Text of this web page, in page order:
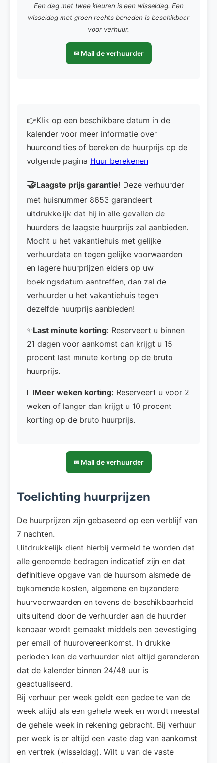
Een dag met twee kleuren is een wisseldag. Een
wisseldag met groen rechts beneden is beschikbaar
voor verhuur.
✉ Mail de verhuurder
👉Klik op een beschikbare datum in de
kalender voor meer informatie over
huurcondities of bereken de huurprijs op de
volgende pagina Huur berekenen
🤝Laagste prijs garantie! Deze verhuurder
met huisnummer 8653 garandeert
uitdrukkelijk dat hij in alle gevallen de
huurders de laagste huurprijs zal aanbieden.
Mocht u het vakantiehuis met gelijke
verhuurdata en tegen gelijke voorwaarden
en lagere huurprijzen elders op uw
boekingsdatum aantreffen, dan zal de
verhuurder u het vakantiehuis tegen
dezelfde huurprijs aanbieden!
✨Last minute korting: Reserveert u binnen
21 dagen voor aankomst dan krijgt u 15
procent last minute korting op de bruto
huurprijs.
💶Meer weken korting: Reserveert u voor 2
weken of langer dan krijgt u 10 procent
korting op de bruto huurprijs.
✉ Mail de verhuurder
Toelichting huurprijzen
De huurprijzen zijn gebaseerd op een verblijf van
7 nachten.
Uitdrukkelijk dient hierbij vermeld te worden dat
alle genoemde bedragen indicatief zijn en dat
definitieve opgave van de huursom alsmede de
bijkomende kosten, algemene en bijzondere
huurvoorwaarden en tevens de beschikbaarheid
uitsluitend door de verhuurder aan de huurder
kenbaar wordt gemaakt middels een bevestiging
per email of huurovereenkomst. In drukke
perioden kan de verhuurder niet altijd garanderen
dat de kalender binnen 24/48 uur is
geactualiseerd.
Bij verhuur per week geldt een gedeelte van de
week altijd als een gehele week en wordt meestal
de gehele week in rekening gebracht. Bij verhuur
per week is er altijd een vaste dag van aankomst
en vertrek (wisseldag). Wilt u van de vaste